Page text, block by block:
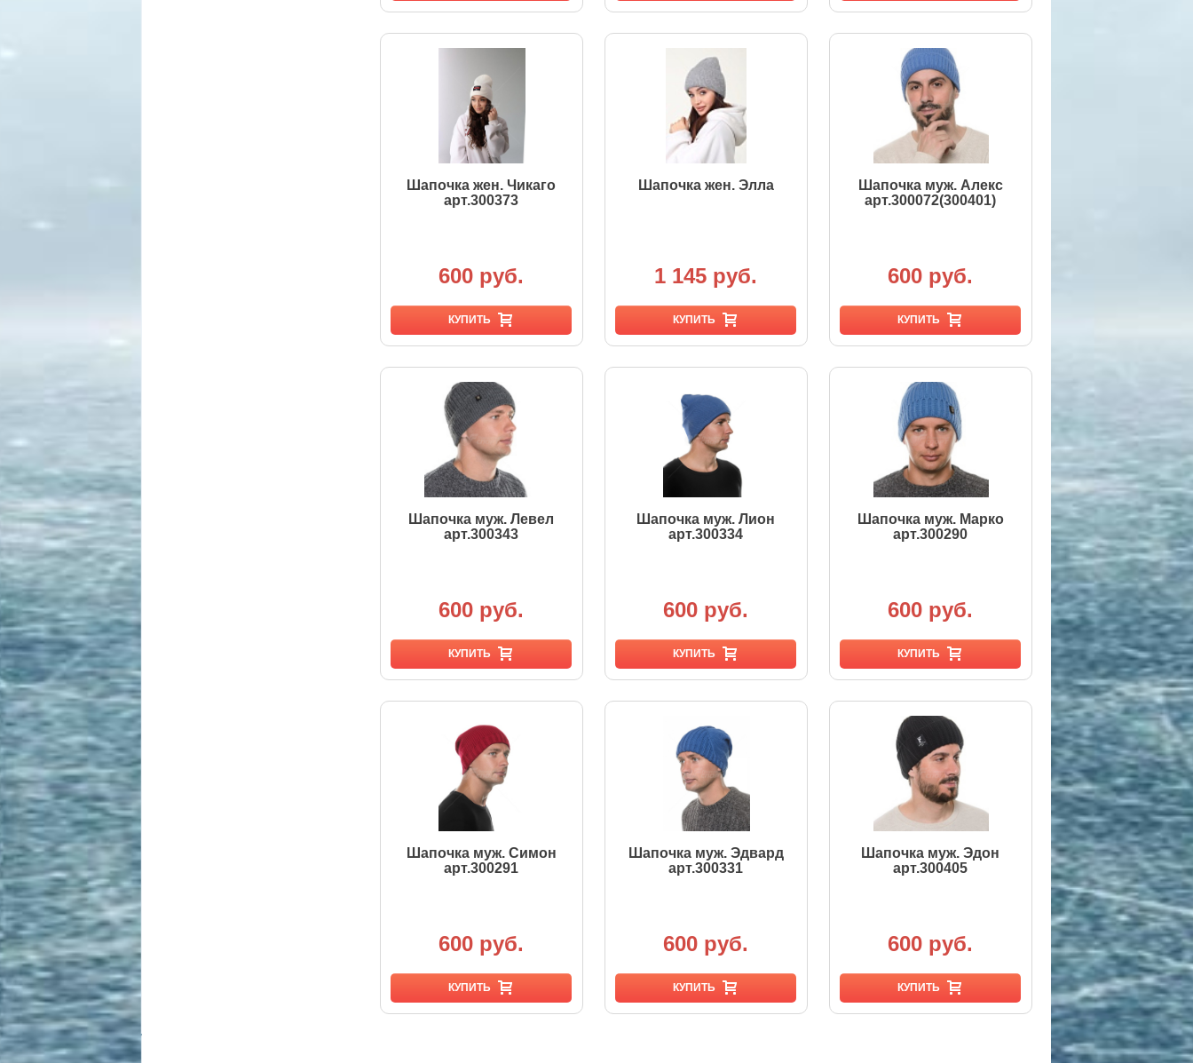
Шапочка жен. Чикаго
арт.300373
600 руб.
КУПИТЬ
Шапочка жен. Элла
1 145 руб.
КУПИТЬ
Шапочка муж. Алекс
арт.300072(300401)
600 руб.
КУПИТЬ
Шапочка муж. Левел
арт.300343
600 руб.
КУПИТЬ
Шапочка муж. Лион
арт.300334
600 руб.
КУПИТЬ
Шапочка муж. Марко
арт.300290
600 руб.
КУПИТЬ
Шапочка муж. Симон
арт.300291
600 руб.
КУПИТЬ
Шапочка муж. Эдвард
арт.300331
600 руб.
КУПИТЬ
Шапочка муж. Эдон
арт.300405
600 руб.
КУПИТЬ